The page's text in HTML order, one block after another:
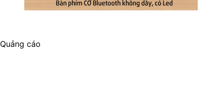
Quảng cáo